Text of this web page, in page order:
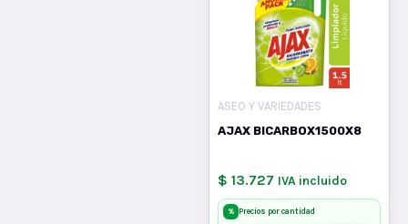
ASEO Y VARIEDADES
AJAX BICARBOX1500X8
$ 13.727 IVA incluido
% Precios por cantidad